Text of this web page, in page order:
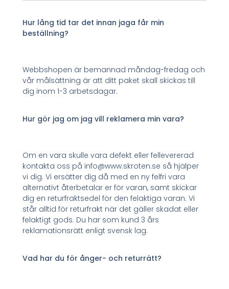
Hur lång tid tar det innan jaga får min
beställning?
Webbshopen är bemannad måndag-fredag och
vår målsättning är att ditt paket skall skickas till
dig inom 1-3 arbetsdagar.
Hur gör jag om jag vill reklamera min vara?
Om en vara skulle vara defekt eller fellevererad
kontakta oss på info@www.skroten.se så hjälper
vi dig. Vi ersätter dig då med en ny felfri vara
alternativt återbetalar er för varan, samt skickar
dig en returfraktsedel för den felaktiga varan. Vi
står alltid för returfrakt när det gäller skadat eller
felaktigt gods. Du har som kund 3 års
reklamationsrätt enligt svensk lag.
Vad har du för ånger- och returrätt?